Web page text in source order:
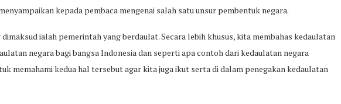
kepada pembaca mengenai salah satu unsur pembentuk negara.
ialah pemerintah yang berdaulat. Secara lebih khusus, kita membahas kedaulatan
negara bagi bangsa Indonesia dan seperti apa contoh dari kedaulatan negara
memahami kedua hal tersebut agar kita juga ikut serta di dalam penegakan kedaulatan